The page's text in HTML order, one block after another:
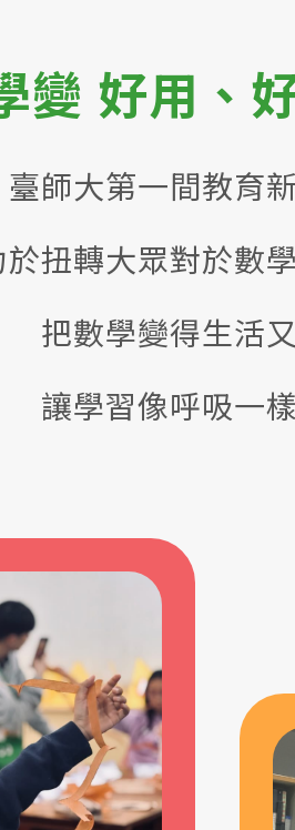
變 好用、
臺師大第一間教育
扭轉大眾對於數
把數學變得生活
讓學習像呼吸一